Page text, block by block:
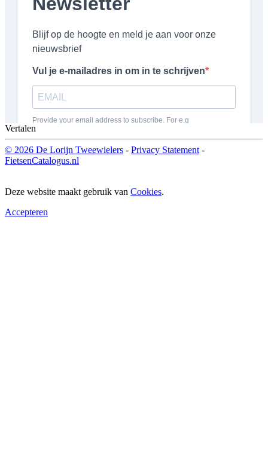
Vertalen
© 2026 De Lorijn Tweewielers - Privacy Statement -
FietsenCatalogus.nl
Deze website maakt gebruik van Cookies.
Accepteren